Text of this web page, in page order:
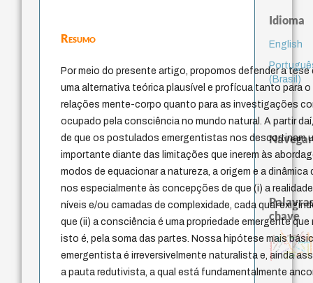
Resumo
Por meio do presente artigo, propomos defender a tese
uma alternativa teórica plausível e profícua tanto para
relações mente-corpo quanto para as investigações
ocupado pela consciência no mundo natural. A partir
de que os postulados emergentistas nos descortinam
importante diante das limitações que inerem às
modos de equacionar a natureza, a origem e a dinâmica
nos especialmente às concepções de que (i) a
níveis e/ou camadas de complexidade, cada qual
que (ii) a consciência é uma propriedade emergente
isto é, pela soma das partes. Nossa hipótese mais
emergentista é irreversivelmente naturalista e, ainda
a pauta redutivista, a qual está fundamentalmente
Idioma
English
(Brasil)
Navegar
chave
fundamentalismojacobi
protágoras
experiência temporal
metafísica do tempo género
idade
intolerância homem-medida
j.c.m. neto
palavra
perdón
leyes
violencia
guayaquil
logos
lei acquaintance
desejo bataille
external relations mind
therapy
animais
realidad